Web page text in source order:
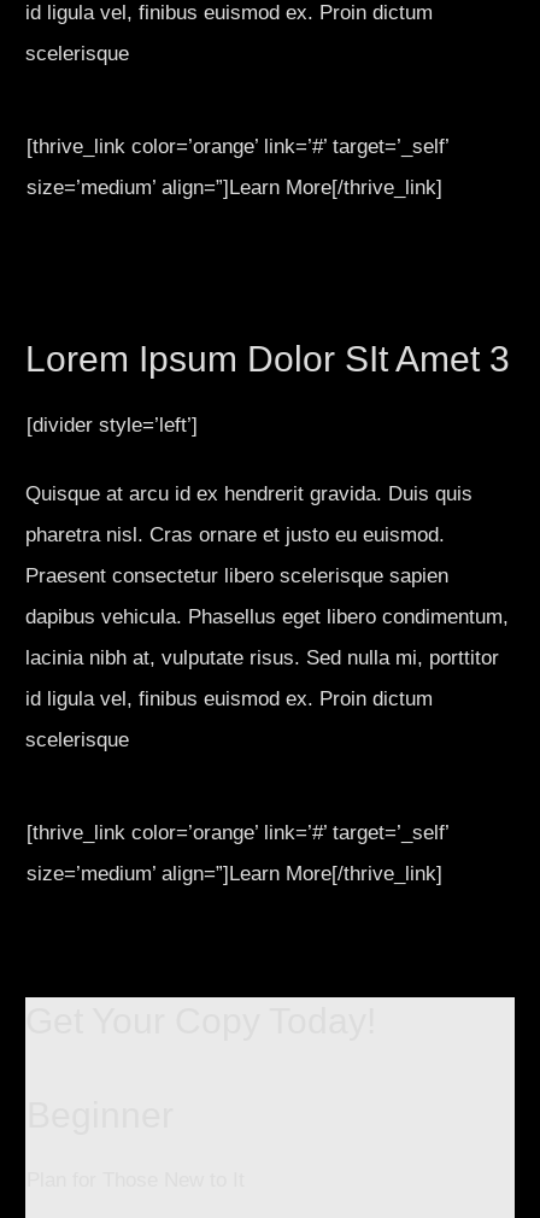
id ligula vel, finibus euismod ex. Proin dictum
scelerisque
[thrive_link color=’orange’ link=’#’ target=’_self’
size=’medium’ align=”]Learn More[/thrive_link]
Lorem Ipsum Dolor SIt Amet 3
[divider style=’left’]
Quisque at arcu id ex hendrerit gravida. Duis quis
pharetra nisl. Cras ornare et justo eu euismod.
Praesent consectetur libero scelerisque sapien
dapibus vehicula. Phasellus eget libero condimentum,
lacinia nibh at, vulputate risus. Sed nulla mi, porttitor
id ligula vel, finibus euismod ex. Proin dictum
scelerisque
[thrive_link color=’orange’ link=’#’ target=’_self’
size=’medium’ align=”]Learn More[/thrive_link]